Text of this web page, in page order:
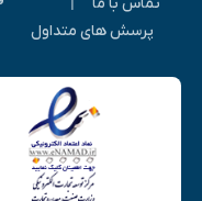
پرسش های متداول